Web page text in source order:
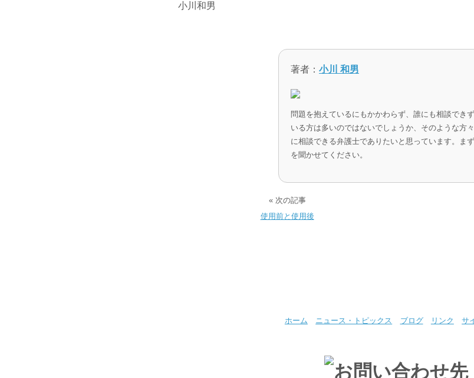
小川和男
著者： 小川 和男
問題を抱えているにもかかわらず、誰にも相談でき
いる方は多いのではないでしょうか、そのような方
に相談できる弁護士でありたいと思っています。ま
を聞かせてください。
« 次の記事
使用前と使用後
ホーム ニュース・トピックス ブログ リンク サ